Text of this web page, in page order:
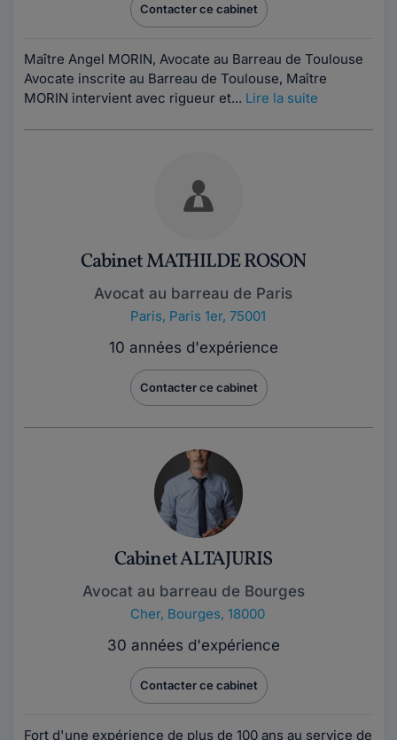
Contacter ce cabinet
Maître Angel MORIN, Avocate au Barreau de Toulouse
Avocate inscrite au Barreau de Toulouse, Maître
MORIN intervient avec rigueur et... Lire la suite
Cabinet MATHILDE ROSON
Avocat au barreau de Paris
Paris, Paris 1er, 75001
10 années d'expérience
Contacter ce cabinet
Cabinet ALTAJURIS
Avocat au barreau de Bourges
Cher, Bourges, 18000
30 années d'expérience
Contacter ce cabinet
Fort d'une expérience de plus de 100 ans au service de